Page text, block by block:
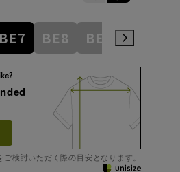
BE7 BE8 BE9 BE10
検討いただく際の目安となります。